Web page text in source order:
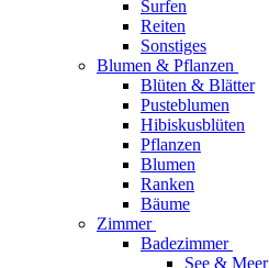
Surfen
Reiten
Sonstiges
Blumen & Pflanzen
Blüten & Blätter
Pusteblumen
Hibiskusblüten
Pflanzen
Blumen
Ranken
Bäume
Zimmer
Badezimmer
See & Meer